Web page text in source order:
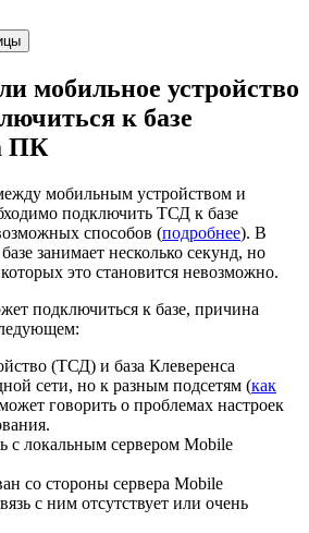
мобильное устройство
к базе
ПК
мобильным устройством и
подключить ТСД к базе
способов (подробнее). В
занимает несколько секунд, но
это становится невозможно.
подключиться к базе, причина
(ТСД) и база Клеверенса
сети, но к разным подсетям (как
говорить о проблемах настроек
с локальным сервером Mobile
со стороны сервера Mobile
с ним отсутствует или очень